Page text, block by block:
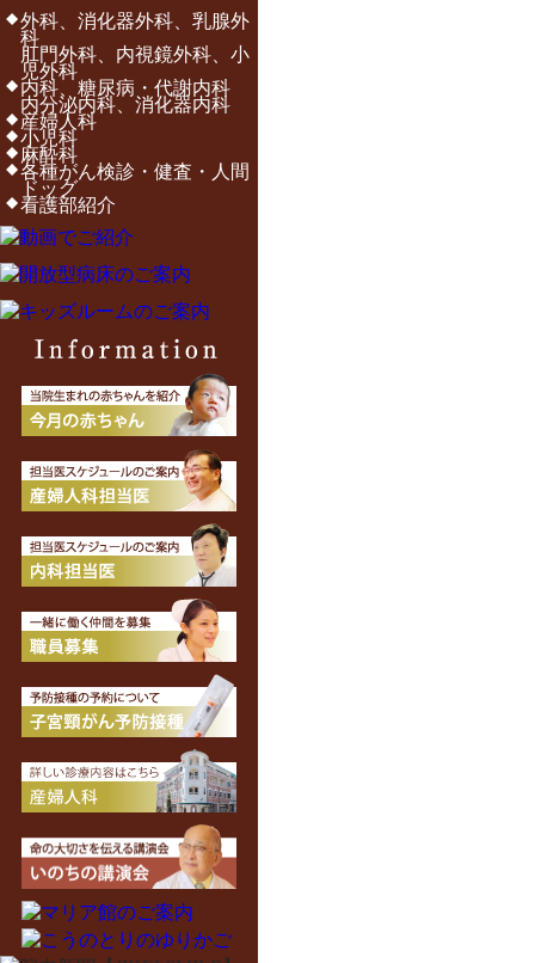
外科、消化器外科、乳腺外
科
肛門外科、内視鏡外科、小
児外科
内科、糖尿病・代謝内科
内分泌内科、消化器内科
産婦人科
小児科
麻酔科
各種がん検診・健査・人間
ドッグ
看護部紹介